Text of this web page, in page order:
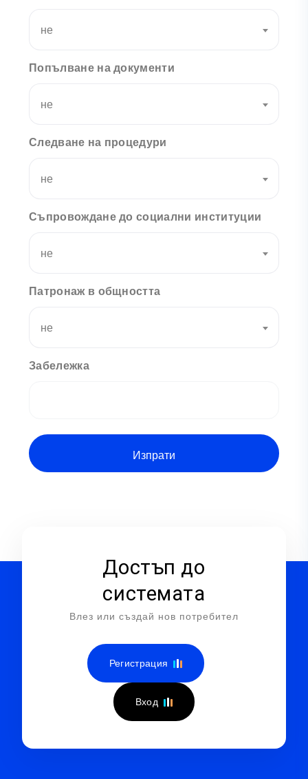
не
Попълване на документи
не
Следване на процедури
не
Съпровождане до социални институции
не
Патронаж в общността
не
Забележка
Достъп до
системата
Влез или създай нов потребител
Регистрация
Вход